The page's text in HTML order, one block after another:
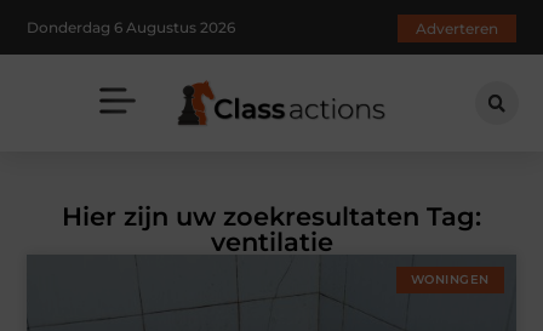
Donderdag 6 Augustus 2026 Adverteren
Hier zijn uw zoekresultaten Tag:
ventilatie
WONINGEN